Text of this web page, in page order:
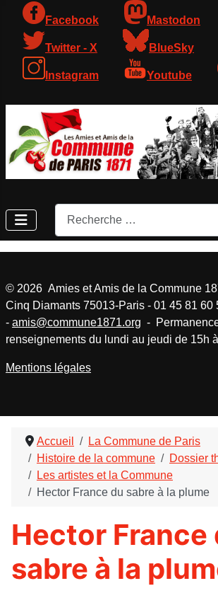
Facebook Mastodon
Twitter - X BlueSky
Instagram Youtube
Rechercher
Accueil
La Commune de Paris
Histoire de la commune
Dossier
Les artistes et la Commune
Hector France du sabre à la plume
Hector France
sabre à la
© 2026 Amies et Amis de la Commune
Cinq Diamants 75013-Paris - 01 45 81 60
- amis@commune1871.org -
renseignements du lundi au jeudi de 15h
Mentions légales